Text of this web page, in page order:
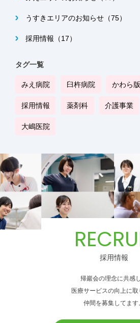
うすきエリアのお知らせ（75）
採用情報（17）
タグ一覧
みえ病院 臼杵病院 かわら版
採用情報 薬剤科 介護事業
大嶋医院
採用情報
帰巖会の理念に共感し
医療サービスの向上に
仲間を募集してます